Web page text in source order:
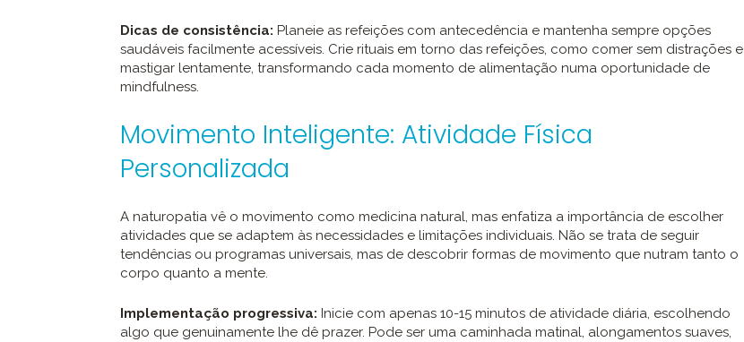
Dicas de consistência: Planeie as refeições com antecedência e mantenha sempre opções
saudáveis facilmente acessíveis. Crie rituais em torno das refeições, como comer sem distrações e
mastigar lentamente, transformando cada momento de alimentação numa oportunidade de
mindfulness.
Movimento Inteligente: Atividade Física
Personalizada
A naturopatia vê o movimento como medicina natural, mas enfatiza a importância de escolher
atividades que se adaptem às necessidades e limitações individuais. Não se trata de seguir
tendências ou programas universais, mas de descobrir formas de movimento que nutram tanto o
corpo quanto a mente.
Implementação progressiva: Inicie com apenas 10-15 minutos de atividade diária, escolhendo
algo que genuinamente lhe dê prazer. Pode ser uma caminhada matinal, alongamentos suaves,